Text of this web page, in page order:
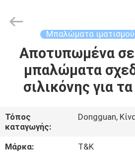
ΣΠΊΤΙ
ΠΡΟΪΌΝΤΑ
ΠΕΡΊΠΟΥ
ΕΜΕΊΣ
Accessories
Co.,Ltd.
Μπαλώματα ιματισμού
Αποτυπωμένα
μπαλώματα
σιλικόνης για
Τόπος
καταγωγής:
Dongguan,
Μάρκα:
T&K